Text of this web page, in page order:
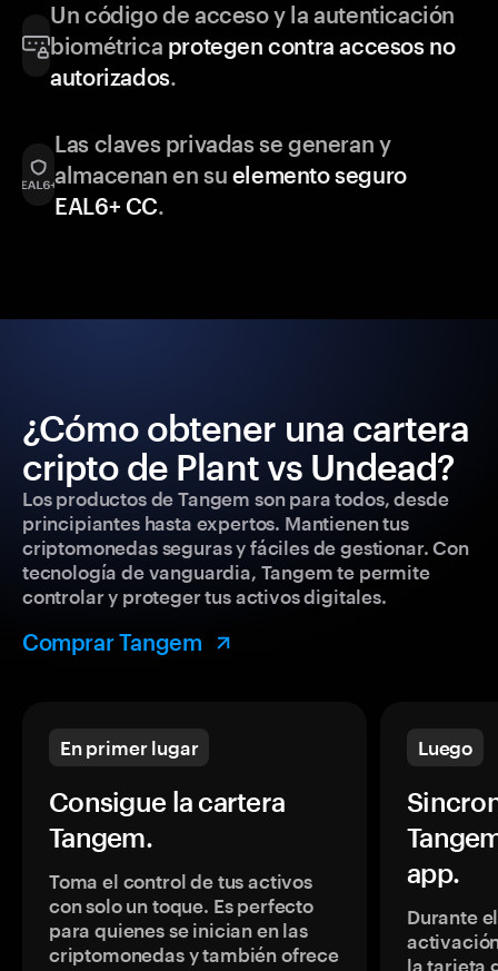
Un código de acceso y la autenticación
biométrica protegen contra accesos no
autorizados.
Las claves privadas se generan y
almacenan en su elemento seguro
EAL6+ CC.
¿Cómo obtener una cartera
cripto de Plant vs Undead?
Los productos de Tangem son para todos, desde
principiantes hasta expertos. Mantienen tus
criptomonedas seguras y fáciles de gestionar. Con
tecnología de vanguardia, Tangem te permite
controlar y proteger tus activos digitales.
Comprar Tangem
En primer lugar
Consigue la cartera
Tangem.
Toma el control de tus activos
con solo un toque. Es perfecto
para quienes se inician en las
criptomonedas y también ofrece
Luego
app.
Durante
la tarjeta